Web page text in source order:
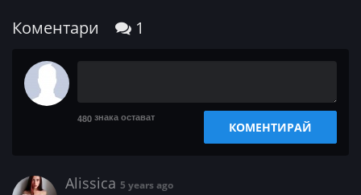
Коментари 1
480 знака остават
КОМЕНТИРАЙ
Alissica 5 years ago